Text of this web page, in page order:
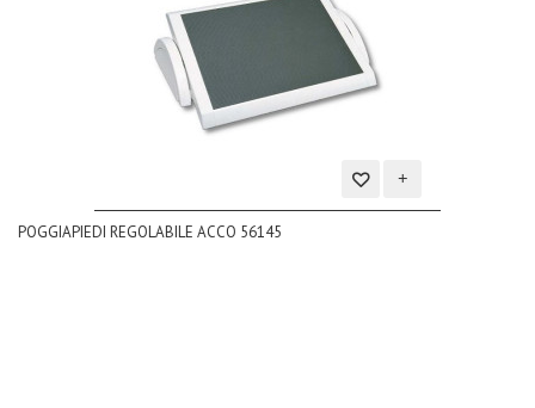
Aggiungi
POGGIAPIEDI REGOLABILE ACCO 56145